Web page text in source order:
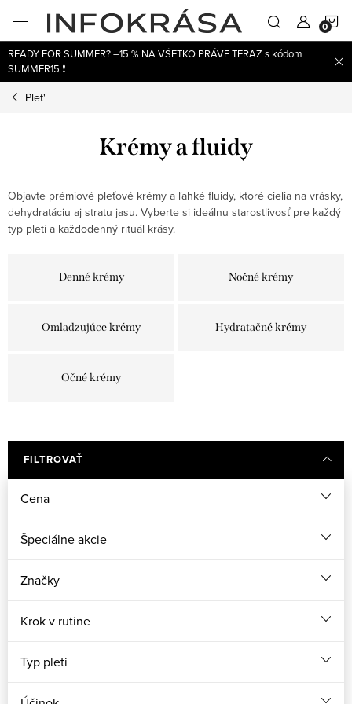
obsah
READY FOR SUMMER? –15 % NA VŠETKO PRÁVE TERAZ s kódom
SUMMER15 ❗
Plet'
Krémy a fluidy
Objavte prémiové pleťové krémy a ľahké fluidy, ktoré cielia na vrásky,
dehydratáciu aj stratu jasu. Vyberte si ideálnu starostlivosť pre každý
typ pleti a každodenný rituál krásy.
Denné krémy Nočné krémy
Omladzujúce krémy Hydratačné krémy
Očné krémy
FILTROVAŤ
Cena
Špeciálne akcie
Značky
Krok v rutine
Typ pleti